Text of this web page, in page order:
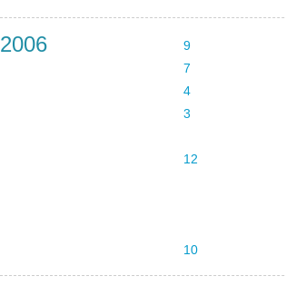
2006 9
7
4
3
12
10